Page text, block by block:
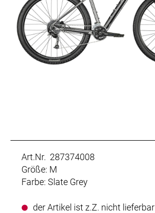
Art.Nr. 287374008
Größe: M
Farbe: Slate Grey
der Artikel ist z.Z. nicht lieferbar